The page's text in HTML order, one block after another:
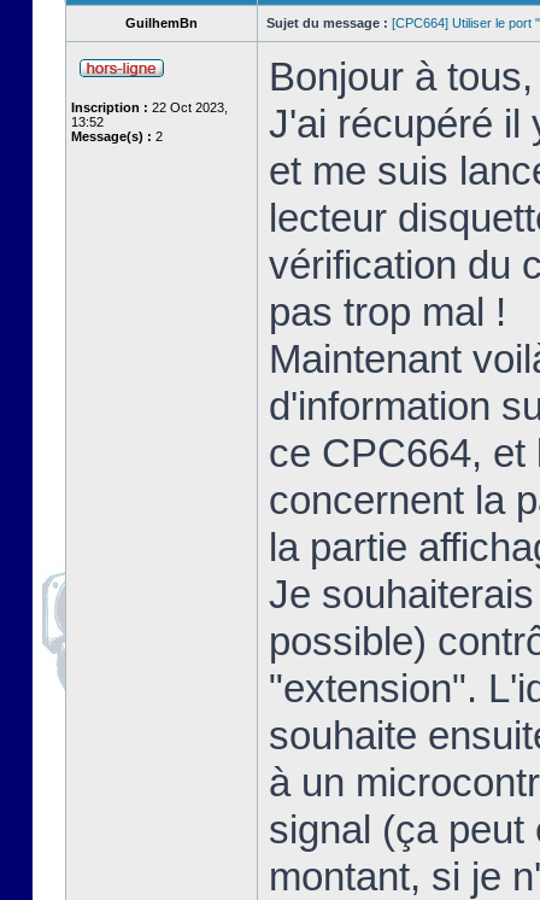
GuilhemBn Sujet du message : [CPC664] Utiliser le port
Inscription : 22 Oct 2023,
13:52
Message(s) : 2
Bonjour à tous,
J'ai récupéré il
et me suis
lecteur
vérification du
pas trop mal !
Maintenant
d'information
ce CPC664, et
concernent la
la partie
Je
possible)
"extension".
souhaite
à un
signal (ça peut
montant, si je